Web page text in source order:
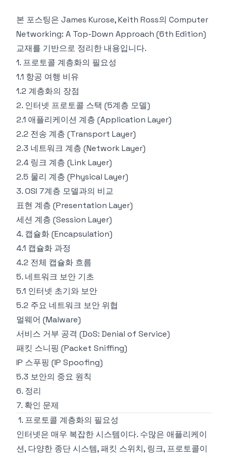
본 포스팅은 James Kurose, Keith Ross의 Computer
Networking: A Top-Down Approach (6th Edition)
교재를 기반으로 정리한 내용입니다.
1. 프로토콜 계층화의 필요성
1.1 항공 여행 비유
1.2 계층화의 장점
2. 인터넷 프로토콜 스택 (5계층 모델)
2.1 애플리케이션 계층 (Application Layer)
2.2 전송 계층 (Transport Layer)
2.3 네트워크 계층 (Network Layer)
2.4 링크 계층 (Link Layer)
2.5 물리 계층 (Physical Layer)
3. OSI 7계층 모델과의 비교
표현 계층 (Presentation Layer)
세션 계층 (Session Layer)
4. 캡슐화 (Encapsulation)
4.1 캡슐화 과정
4.2 전체 캡슐화 흐름
5. 네트워크 보안 기초
5.1 인터넷 초기와 보안
5.2 주요 네트워크 보안 위협
멀웨어 (Malware)
서비스 거부 공격 (DoS: Denial of Service)
패킷 스니핑 (Packet Sniffing)
IP 스푸핑 (IP Spoofing)
5.3 보안의 중요 원칙
6. 정리
7. 확인 문제
1. 프로토콜 계층화의 필요성
인터넷은 매우 복잡한 시스템이다. 수많은 애플리케이
션, 다양한 종단 시스템, 패킷 스위치, 링크, 프로토콜이